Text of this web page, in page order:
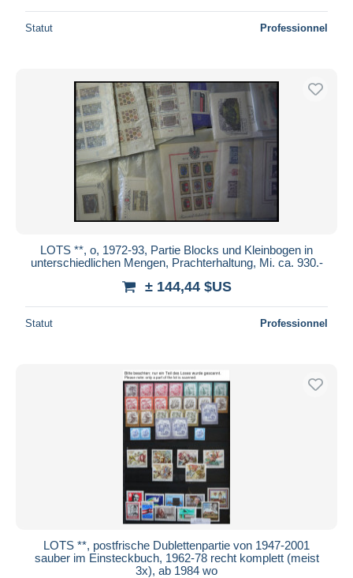
Statut Professionnel
LOTS **, o, 1972-93, Partie Blocks und Kleinbogen in
unterschiedlichen Mengen, Prachterhaltung, Mi. ca. 930.-
± 144,44 $US
Statut Professionnel
LOTS **, postfrische Dublettenpartie von 1947-2001
sauber im Einsteckbuch, 1962-78 recht komplett (meist
3x), ab 1984 wo